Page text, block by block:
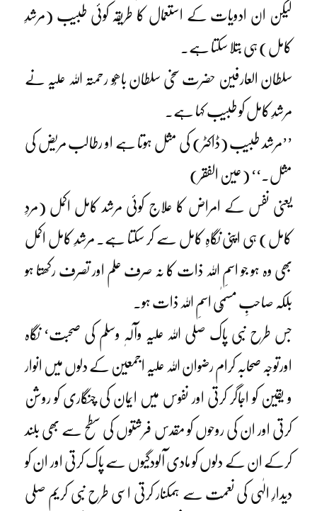
لیکن ان ادویات کے استعمال کا طریقہ کوئی طبیب (مرشدِ
کامل) ہی بتلا سکتا ہے۔
سلطان العارفین حضرت سخی سلطان باھُو رحمتہ اللہ علیہ نے
مرشدِ کامل کو طبیب کہا ہے۔
’’مرشد طبیب (ڈاکٹر) کی مثل ہوتا ہے او رطالب مریض کی
مثل۔‘‘ (عین الفقر)
یعنی نفس کے امراض کا علاج کوئی مرشد کامل اکمل (مردِ
کامل) ہی اپنی نگاہِ کامل سے کر سکتا ہے۔ مرشدِ کامل اکمل
بھی وہ ہو جو اسمِ اللہ ذات کا نہ صرف علم اور تصرف رکھتا ہو
بلکہ صاحبِ مسمّٰی اسمِ اللہ ذات ہو۔
جس طرح نبی پاک صلی اللہ علیہ وآلہٖ وسلم کی صحبت‘ نگاہ
اورتوجہ صحابہ کرام رضوان اللہ علیہ اجمعین کے دلوں میں انوار
و یقین کو اجاگر کرتی اور نفوس میں ایمان کی چنگاری کو روشن
کرتی اور ان کی روحوں کو مقدس فرشتوں کی سطح سے بھی بلند
کرکے ان کے دلوں کو مادی آلودگیوں سے پاک کرتی اور ان کو
دیدارِ الٰہی کی نعمت سے ہمکنار کرتی اسی طرح نبی کریم صلی